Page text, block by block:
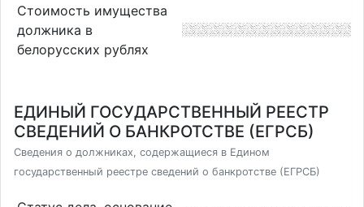
Стоимость имущества
должника в
белорусских рублях
ЕДИНЫЙ ГОСУДАРСТВЕННЫЙ РЕЕСТР
СВЕДЕНИЙ О БАНКРОТСТВЕ (ЕГРСБ)
Сведения о должниках, содержащиеся в Едином
государственный реестре сведений о банкротстве (ЕГРСБ)